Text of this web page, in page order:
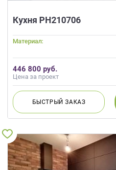
Кухня РН210706
Материал:
446 800 руб.
Цена за проект
БЫСТРЫЙЗАКАЗ